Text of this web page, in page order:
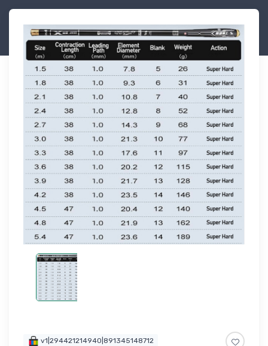
v1|294421214940|891345148712